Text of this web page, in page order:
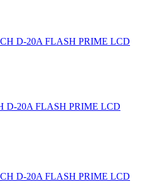
D-20A FLASH PRIME LCD